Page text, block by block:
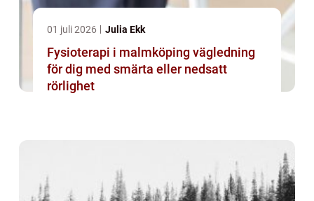
01 juli 2026 Julia Ekk
Fysioterapi i malmköping vägledning
för dig med smärta eller nedsatt
rörlighet